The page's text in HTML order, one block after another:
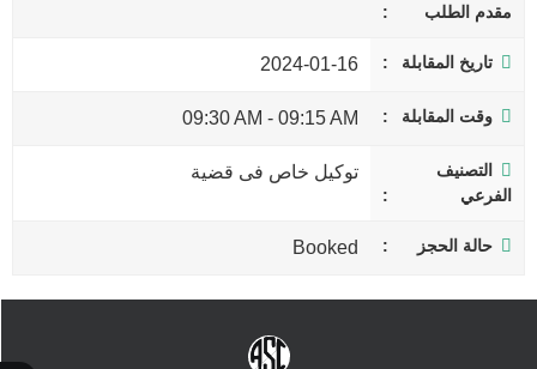
مقدم الطلب
تاريخ المقابلة 2024-01-16
وقت المقابلة 09:15 AM
-
09:30 AM
التصنيف
الفرعي
توكيل خاص فى قضية
حالة الحجز Booked